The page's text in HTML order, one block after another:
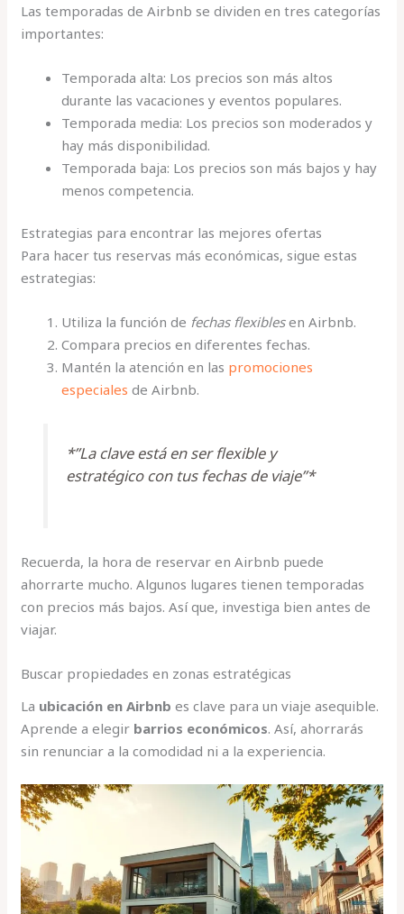
Las temporadas de Airbnb se dividen en tres categorías
importantes:
Temporada alta: Los precios son más altos
durante las vacaciones y eventos populares.
Temporada media: Los precios son moderados y
hay más disponibilidad.
Temporada baja: Los precios son más bajos y hay
menos competencia.
Estrategias para encontrar las mejores ofertas
Para hacer tus reservas más económicas, sigue estas
estrategias:
Utiliza la función de fechas flexiblesen Airbnb.
Compara precios en diferentes fechas.
Mantén la atención en las promociones
especiales de Airbnb.
*”La clave está en ser flexible y
estratégico con tus fechas de viaje”*
Recuerda, la hora de reservar en Airbnb puede
ahorrarte mucho. Algunos lugares tienen temporadas
con precios más bajos. Así que, investiga bien antes de
viajar.
Buscar propiedades en zonas estratégicas
La ubicación en Airbnb es clave para un viaje asequible.
Aprende a elegir barrios económicos. Así, ahorrarás
sin renunciar a la comodidad ni a la experiencia.